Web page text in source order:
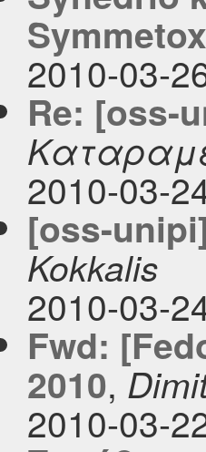
2010-03-
Re: [oss-
2010-03-
[oss-
Kokkalis
2010-03-
Fwd:
2010,
2010-03-